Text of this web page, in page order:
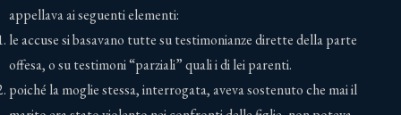
appellava ai seguenti elementi:
le accuse si basavano tutte su testimonianze dirette della parte
offesa, o su testimoni “parziali” quali i di lei parenti.
poiché la moglie stessa, interrogata, aveva sostenuto che mai il